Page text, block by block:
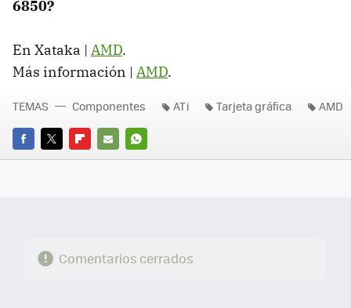
6850?
En Xataka | AMD.
Más información | AMD.
FACEBOOK
TWITTERFLIPBOARD
E-
WHATSAPP
TEMAS Componentes ATi Tarjeta gráfica AMD
Comentarios cerrados